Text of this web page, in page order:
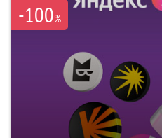
-100%